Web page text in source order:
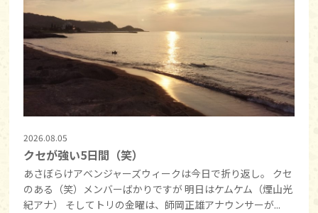
2026.08.05
クセが強い5日間（笑）
あさぼらけアベンジャーズウィークは今日で折り返し。 クセ
のある（笑）メンバーばかりですが 明日はケムケム（煙山光
紀アナ） そしてトリの金曜は、師岡正雄アナウンサーが...